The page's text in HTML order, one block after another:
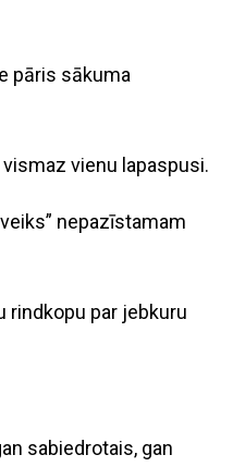
pāris sākuma
vienu lapaspusi.
nepazīstamam
rindkopu par jebkuru
sabiedrotais, gan